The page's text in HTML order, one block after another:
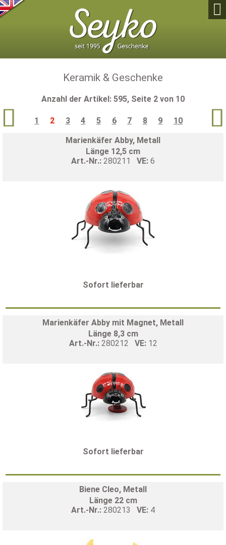

Keramik & Geschenke
Anzahl der Artikel: 595, Seite 2 von 10
1 2 3 4 5 6 7 8 9 10
 
Marienkäfer Abby, Metall
Länge 12,5 cm
Art.-Nr.: 280211 VE: 6
Sofort lieferbar
Marienkäfer Abby mit Magnet, Metall
Länge 8,3 cm
Art.-Nr.: 280212 VE: 12
Sofort lieferbar
Biene Cleo, Metall
Länge 22 cm
Art.-Nr.: 280213 VE: 4